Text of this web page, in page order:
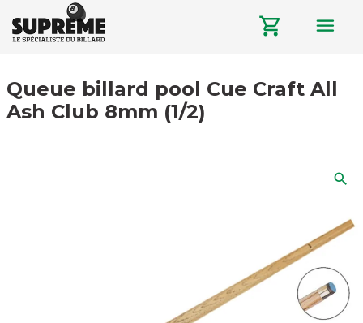
shopping_cart menu
Queue billard pool Cue Craft All
Ash Club 8mm (1/2)
search